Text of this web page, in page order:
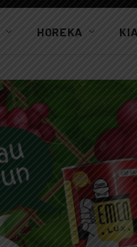
HOREKA